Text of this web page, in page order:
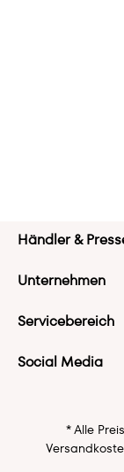
Händler &
Unternehmen
Servicebereich
Social Media
* Alle